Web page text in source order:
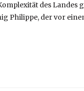
des Landes
Philippe, der vor